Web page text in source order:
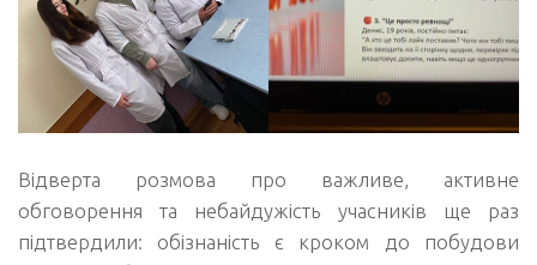
Відверта розмова про важливе, активне
обговорення та небайдужість учасників ще раз
підтвердили: обізнаність є кроком до побудови